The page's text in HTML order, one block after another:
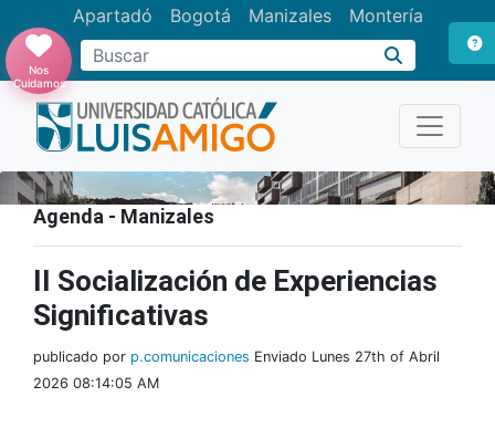
Apartadó Bogotá Manizales Montería
Buscar
Nos
Cuidamos
Agenda - Manizales
II Socialización de Experiencias
Significativas
publicado por p.comunicaciones Enviado Lunes 27th of Abril
2026 08:14:05 AM